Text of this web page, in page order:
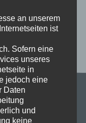
an unserem
ist
Sofern eine
unseres
in
jedoch eine
Daten
und
keine